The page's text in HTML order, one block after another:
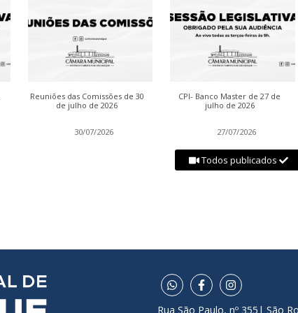
Reuniões das Comissões de 30
de julho de 2026
30/07/2026
CPI- Banco Master de 27 de
julho de 2026
27/07/2026
Todos publicados
Rua São Paulo, nº 355| São